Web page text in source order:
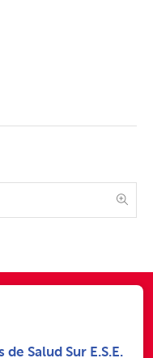
Salud Sur E.S.E.